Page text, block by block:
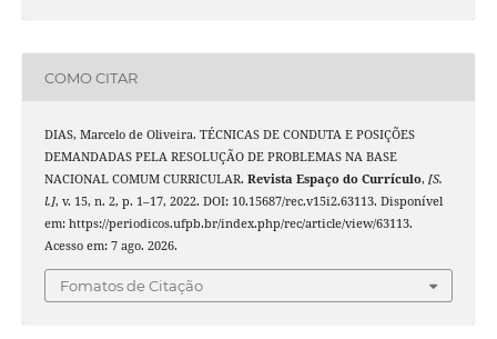
COMO CITAR
DIAS, Marcelo de Oliveira. TÉCNICAS DE CONDUTA E POSIÇÕES
DEMANDADAS PELA RESOLUÇÃO DE PROBLEMAS NA BASE
NACIONAL COMUM CURRICULAR. Revista Espaço do Currículo, [S.
l.], v. 15, n. 2, p. 1–17, 2022. DOI: 10.15687/rec.v15i2.63113. Disponível
em: https://periodicos.ufpb.br/index.php/rec/article/view/63113.
Acesso em: 7 ago. 2026.
Fomatos de Citação